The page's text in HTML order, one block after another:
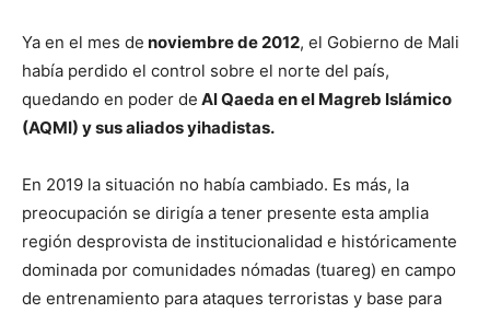
Ya en el mes de noviembre de 2012, el Gobierno de Mali
había perdido el control sobre el norte del país,
quedando en poder de Al Qaeda en el Magreb Islámico
(AQMI) y sus aliados yihadistas.
En 2019 la situación no había cambiado. Es más, la
preocupación se dirigía a tener presente esta amplia
región desprovista de institucionalidad e históricamente
dominada por comunidades nómadas (tuareg) en campo
de entrenamiento para ataques terroristas y base para